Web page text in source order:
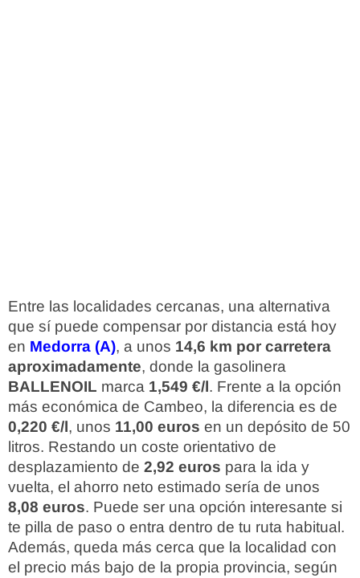
Entre las localidades cercanas, una alternativa
que sí puede compensar por distancia está hoy
en Medorra (A), a unos 14,6 km por carretera
aproximadamente, donde la gasolinera
BALLENOIL marca 1,549 €/l. Frente a la opción
más económica de Cambeo, la diferencia es de
0,220 €/l, unos 11,00 euros en un depósito de 50
litros. Restando un coste orientativo de
desplazamiento de 2,92 euros para la ida y
vuelta, el ahorro neto estimado sería de unos
8,08 euros. Puede ser una opción interesante si
te pilla de paso o entra dentro de tu ruta habitual.
Además, queda más cerca que la localidad con
el precio más bajo de la propia provincia, según